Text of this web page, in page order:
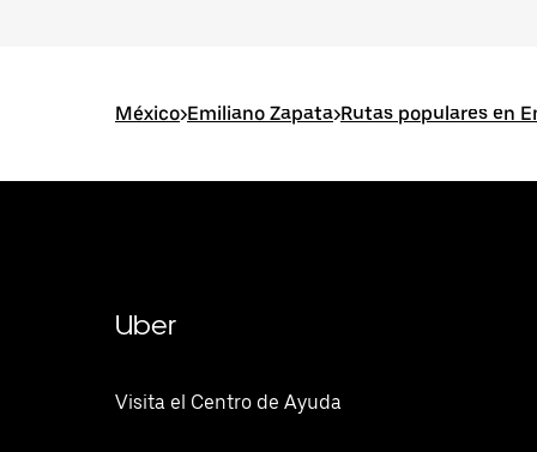
México>Emiliano Zapata>Rutas populares en
Uber
Visita el Centro de Ayuda